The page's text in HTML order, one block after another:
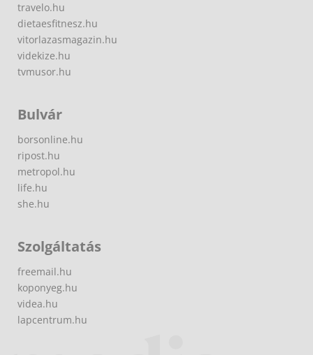
travelo.hu
dietaesfitnesz.hu
vitorlazasmagazin.hu
videkize.hu
tvmusor.hu
Bulvár
borsonline.hu
ripost.hu
metropol.hu
life.hu
she.hu
Szolgáltatás
freemail.hu
koponyeg.hu
videa.hu
lapcentrum.hu